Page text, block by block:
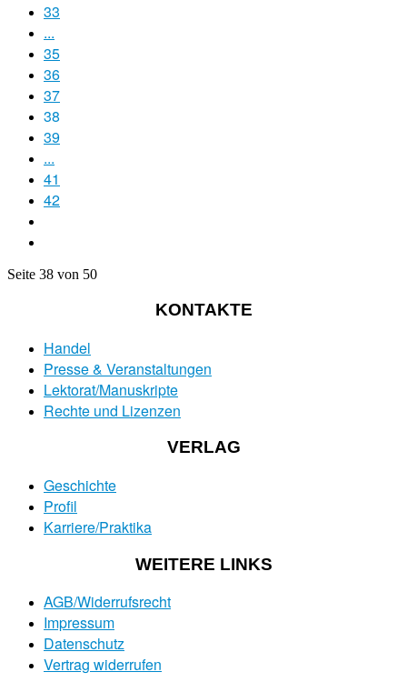
33
...
35
36
37
38
39
...
41
42
Seite 38 von 50
KONTAKTE
Handel
Presse & Veranstaltungen
Lektorat/Manuskripte
Rechte und Lizenzen
VERLAG
Geschichte
Profil
Karriere/Praktika
WEITERE LINKS
AGB/Widerrufsrecht
Impressum
Datenschutz
Vertrag widerrufen